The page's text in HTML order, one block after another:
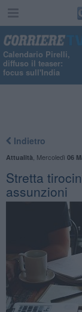
Calendario Pirelli,
diffuso il teaser:
focus sull'India
Indietro
Attualità Mercoledì 06
Stretta
assunzioni